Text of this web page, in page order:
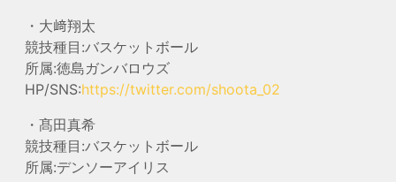
・大﨑翔太
競技種目:バスケットボール
所属:徳島ガンバロウズ
HP/SNS:https://twitter.com/shoota_02
・髙田真希
競技種目:バスケットボール
所属:デンソーアイリス